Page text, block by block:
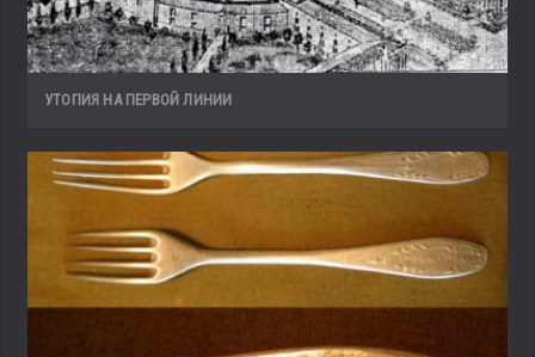
УТОПИЯ НА ПЕРВОЙ ЛИНИИ